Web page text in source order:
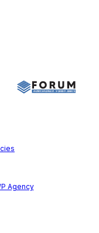
Agency